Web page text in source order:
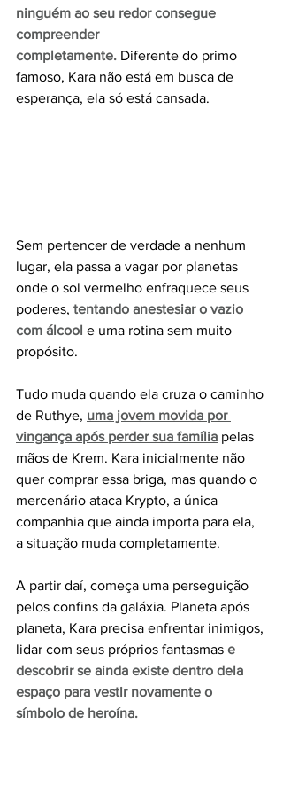
ninguém ao seu redor consegue
compreender
completamente. Diferente do primo
famoso, Kara não está em busca de
esperança, ela só está cansada.
Sem pertencer de verdade a nenhum
lugar, ela passa a vagar por planetas
onde o sol vermelho enfraquece seus
poderes, tentando anestesiar o vazio
com álcool e uma rotina sem muito
propósito.
Tudo muda quando ela cruza o caminho
de Ruthye, uma jovem movida por
vingança após perder sua família pelas
mãos de Krem. Kara inicialmente não
quer comprar essa briga, mas quando o
mercenário ataca Krypto, a única
companhia que ainda importa para ela,
a situação muda completamente.
A partir daí, começa uma perseguição
pelos confins da galáxia. Planeta após
planeta, Kara precisa enfrentar inimigos,
lidar com seus próprios fantasmas e
descobrir se ainda existe dentro dela
espaço para vestir novamente o
símbolo de heroína.